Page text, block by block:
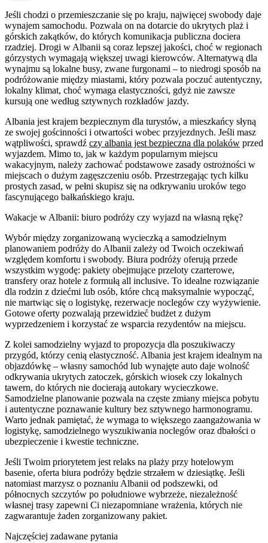
Jeśli chodzi o przemieszczanie się po kraju, najwięcej swobody daje
wynajem samochodu. Pozwala on na dotarcie do ukrytych plaż i
górskich zakątków, do których komunikacja publiczna dociera
rzadziej. Drogi w Albanii są coraz lepszej jakości, choć w regionach
górzystych wymagają większej uwagi kierowców. Alternatywą dla
wynajmu są lokalne busy, zwane furgonami – to niedrogi sposób na
podróżowanie między miastami, który pozwala poczuć autentyczny,
lokalny klimat, choć wymaga elastyczności, gdyż nie zawsze
kursują one według sztywnych rozkładów jazdy.
Albania jest krajem bezpiecznym dla turystów, a mieszkańcy słyną
ze swojej gościnności i otwartości wobec przyjezdnych. Jeśli masz
wątpliwości, sprawdź czy albania jest bezpieczna dla polaków przed
wyjazdem. Mimo to, jak w każdym popularnym miejscu
wakacyjnym, należy zachować podstawowe zasady ostrożności w
miejscach o dużym zagęszczeniu osób. Przestrzegając tych kilku
prostych zasad, w pełni skupisz się na odkrywaniu uroków tego
fascynującego bałkańskiego kraju.
Wakacje w Albanii: biuro podróży czy wyjazd na własną rękę?
Wybór między zorganizowaną wycieczką a samodzielnym
planowaniem podróży do Albanii zależy od Twoich oczekiwań
względem komfortu i swobody. Biura podróży oferują przede
wszystkim wygodę: pakiety obejmujące przeloty czarterowe,
transfery oraz hotele z formułą all inclusive. To idealne rozwiązanie
dla rodzin z dziećmi lub osób, które chcą maksymalnie wypocząć,
nie martwiąc się o logistykę, rezerwacje noclegów czy wyżywienie.
Gotowe oferty pozwalają przewidzieć budżet z dużym
wyprzedzeniem i korzystać ze wsparcia rezydentów na miejscu.
Z kolei samodzielny wyjazd to propozycja dla poszukiwaczy
przygód, którzy cenią elastyczność. Albania jest krajem idealnym na
objazdówkę – własny samochód lub wynajęte auto daje wolność
odkrywania ukrytych zatoczek, górskich wiosek czy lokalnych
tawern, do których nie docierają autokary wycieczkowe.
Samodzielne planowanie pozwala na częste zmiany miejsca pobytu
i autentyczne poznawanie kultury bez sztywnego harmonogramu.
Warto jednak pamiętać, że wymaga to większego zaangażowania w
logistykę, samodzielnego wyszukiwania noclegów oraz dbałości o
ubezpieczenie i kwestie techniczne.
Jeśli Twoim priorytetem jest relaks na plaży przy hotelowym
basenie, oferta biura podróży będzie strzałem w dziesiątkę. Jeśli
natomiast marzysz o poznaniu Albanii od podszewki, od
północnych szczytów po południowe wybrzeże, niezależność
własnej trasy zapewni Ci niezapomniane wrażenia, których nie
zagwarantuje żaden zorganizowany pakiet.
Najczęściej zadawane pytania